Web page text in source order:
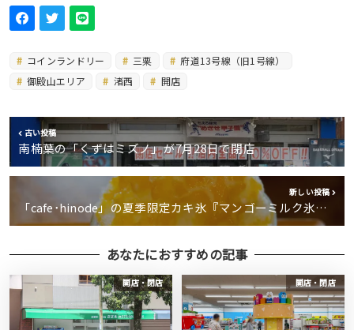
コインランドリー 三栗
府道13号線（旧1号線）
御殿山エリア
渚西 開店
古い投稿
南楠葉の「くずはミズノ」が7月28日で閉店
新しい投稿
「cafe･hinode」の夏季限定カキ氷『マンゴーミルク氷…
あなたにおすすめの記事
開店・閉店 開店・閉店